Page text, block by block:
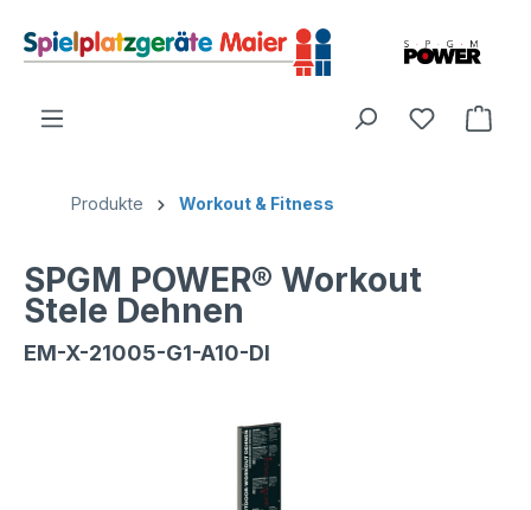
Produkte Workout & Fitness
SPGM POWER® Workout
Stele Dehnen
EM-X-21005-G1-A10-DI